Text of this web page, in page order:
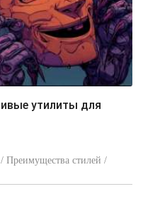
/ Преимущества стилей /